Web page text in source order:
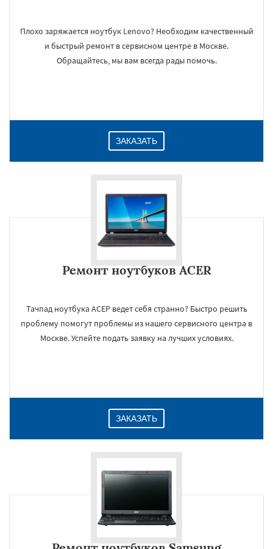
Плохо заряжается ноутбук Lenovo? Необходим качественный
и быстрый ремонт в сервисном центре в Москве.
Обращайтесь, мы вам всегда рады помочь.
ЗАКАЗАТЬ
Ремонт ноутбуков ACER
Тачпад ноутбука АСЕР ведет себя странно? Быстро решить
проблему помогут проблемы из нашего сервисного центра в
Москве. Успейте подать заявку на лучших условиях.
ЗАКАЗАТЬ